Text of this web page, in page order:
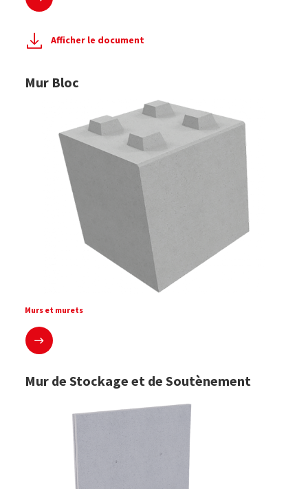
Afficher le document
Mur Bloc
Murs et murets
En savoir plus
Mur de Stockage et de Soutènement